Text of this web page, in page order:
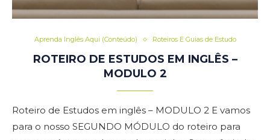
Aprenda Inglês Aqui (Conteúdo) Roteiros E Guias de Estudo
ROTEIRO DE ESTUDOS EM INGLÊS –
MODULO 2
Roteiro de Estudos em inglês – MODULO 2 E vamos
para o nosso SEGUNDO MÓDULO do roteiro para